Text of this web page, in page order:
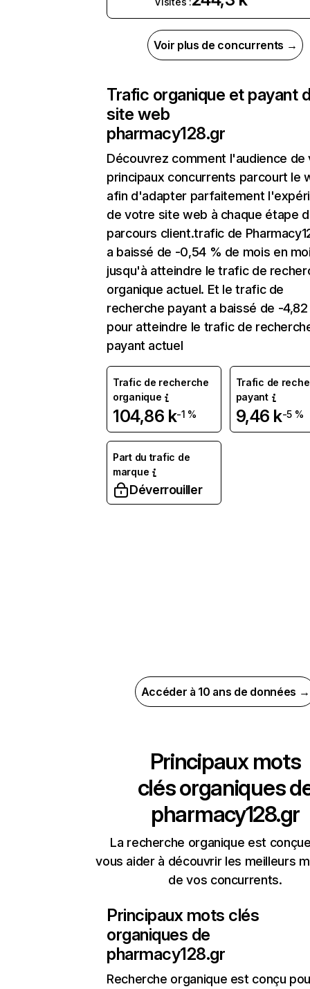
Voir plus de concurrents →
Trafic organique et payant
site web
pharmacy128.gr
Découvrez comment l'audience de
principaux concurrents parcourt le
afin d'adapter parfaitement
de votre site web à chaque étape
parcours client.trafic de
a baissé de -0,54 % de mois en
jusqu'à atteindre le trafic de
organique actuel. Et le trafic de
recherche payant a baissé de -
pour atteindre le trafic de
payant actuel
Trafic de recherche
organique
104,86 k-1 %
Trafic de
payant
9,46 k-5 %
Part du trafic de
marque
Déverrouiller
Accéder à 10 ans de données →
Principaux mots
clés organiques
pharmacy128.gr
La recherche organique est
vous aider à découvrir les meilleurs
de vos concurrents.
Principaux mots clés
organiques de
pharmacy128.gr
Recherche organique est conçu